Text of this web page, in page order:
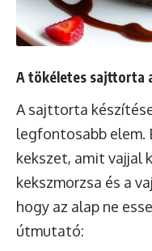
A tökéletes sajttorta
A sajttorta
legfontosabb elem.
kekszet, amit vajjal
kekszmorzsa és a
hogy az alap ne
útmutató: